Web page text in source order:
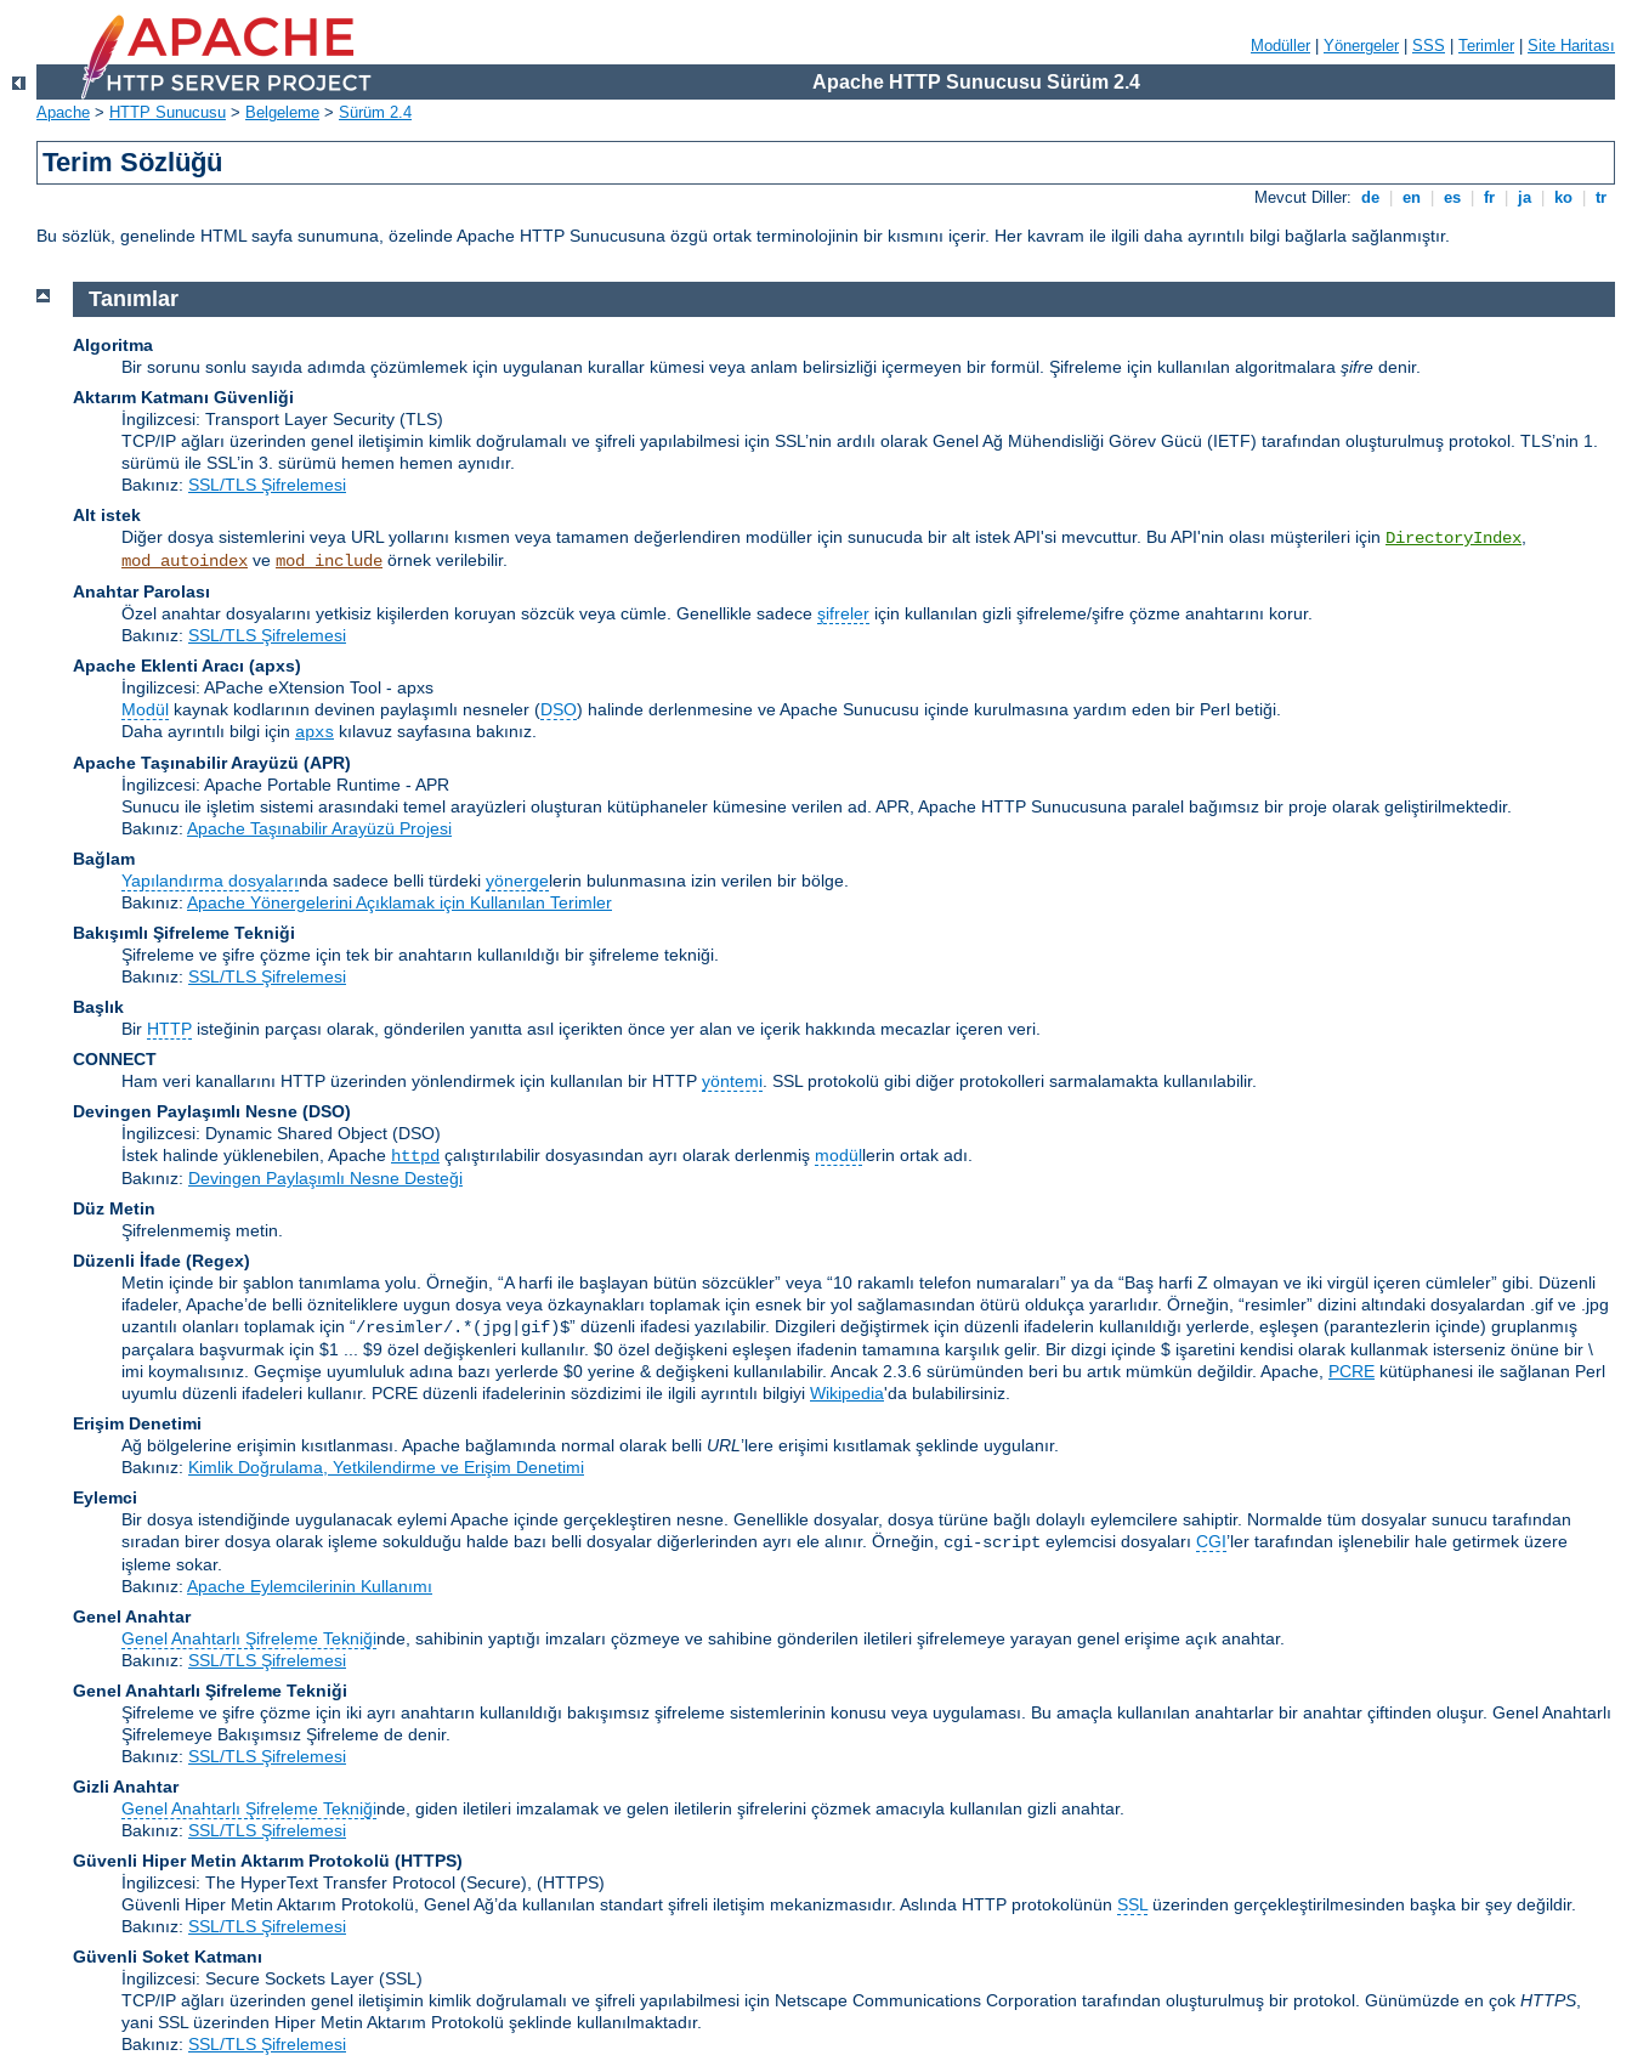
Modüller| Yönergeler| SSS Terimler| Site Haritası
Apache HTTP Sunucusu Sürüm 2.4
Apache > HTTP Sunucusu > Belgeleme > Sürüm 2.4
Terim Sözlüğü
Mevcut Diller: de en es fr ja ko tr
Bu sözlük, genelinde HTML sayfa sunumuna, özelinde Apache HTTP Sunucusuna özgü ortak terminolojinin bir kısmını içerir. Her kavram ile ilgili daha ayrıntılı bilgi bağlarla sağlanmıştır.
Tanımlar
Algoritma
Bir sorunu sonlu sayıda adımda çözümlemek için uygulanan kurallar kümesi veya anlam belirsizliği içermeyen bir formül. Şifreleme için kullanılan algoritmalara şifre denir.
Aktarım Katmanı Güvenliği
İngilizcesi: Transport Layer Security (TLS)
TCP/IP ağları üzerinden genel iletişimin kimlik doğrulamalı ve şifreli yapılabilmesi için SSL’nin ardılı olarak Genel Ağ Mühendisliği Görev Gücü (IETF) tarafından oluşturulmuş protokol. TLS’nin 1.
sürümü ile SSL’in 3. sürümü hemen hemen aynıdır.
Bakınız: SSL/TLS Şifrelemesi
Alt istek
Diğer dosya sistemlerini veya URL yollarını kısmen veya tamamen değerlendiren modüller için sunucuda bir alt istek API'si mevcuttur. Bu API'nin olası müşterileri için DirectoryIndex
mod_autoindex ve mod_include örnek verilebilir.
Anahtar Parolası
Özel anahtar dosyalarını yetkisiz kişilerden koruyan sözcük veya cümle. Genellikle sadece şifreler için kullanılan gizli şifreleme/şifre çözme anahtarını korur.
Bakınız: SSL/TLS Şifrelemesi
Apache Eklenti Aracı (apxs)
İngilizcesi: APache eXtension Tool - apxs
Modül kaynak kodlarının devinen paylaşımlı nesneler (DSO) halinde derlenmesine ve Apache Sunucusu içinde kurulmasına yardım eden bir Perl betiği.
Daha ayrıntılı bilgi için apxs kılavuz sayfasına bakınız.
Apache Taşınabilir Arayüzü (APR)
İngilizcesi: Apache Portable Runtime - APR
Sunucu ile işletim sistemi arasındaki temel arayüzleri oluşturan kütüphaneler kümesine verilen ad. APR, Apache HTTP Sunucusuna paralel bağımsız bir proje olarak geliştirilmektedir.
Bakınız: Apache Taşınabilir Arayüzü Projesi
Bağlam
Yapılandırma dosyalarında sadece belli türdeki yönergelerin bulunmasına izin verilen bir bölge.
Bakınız: Apache Yönergelerini Açıklamak için Kullanılan Terimler
Bakışımlı Şifreleme Tekniği
Şifreleme ve şifre çözme için tek bir anahtarın kullanıldığı bir şifreleme tekniği.
Bakınız: SSL/TLS Şifrelemesi
Başlık
Bir HTTP isteğinin parçası olarak, gönderilen yanıtta asıl içerikten önce yer alan ve içerik hakkında mecazlar içeren veri.
CONNECT
Ham veri kanallarını HTTP üzerinden yönlendirmek için kullanılan bir HTTP yöntemi . SSL protokolü gibi diğer protokolleri sarmalamakta kullanılabilir.
Devingen Paylaşımlı Nesne (DSO)
İngilizcesi: Dynamic Shared Object (DSO)
İstek halinde yüklenebilen, Apache httpd çalıştırılabilir dosyasından ayrı olarak derlenmiş modüllerin ortak adı.
Bakınız: Devingen Paylaşımlı Nesne Desteği
Düz Metin
Şifrelenmemiş metin.
Düzenli İfade (Regex)
Metin içinde bir şablon tanımlama yolu. Örneğin, “A harfi ile başlayan bütün sözcükler” veya “10 rakamlı telefon numaraları” ya da “Baş harfi Z olmayan ve iki virgül içeren cümleler” gibi. Düzenli
ifadeler, Apache’de belli özniteliklere uygun dosya veya özkaynakları toplamak için esnek bir yol sağlamasından ötürü oldukça yararlıdır. Örneğin, “resimler” dizini altındaki dosyalardan .gif ve .jpg
uzantılı olanları toplamak için “/resimler/.*(jpg|gif)$” düzenli ifadesi yazılabilir. Dizgileri değiştirmek için düzenli ifadelerin kullanıldığı yerlerde, eşleşen (parantezlerin içinde) gruplanmış
parçalara başvurmak için $1 ... $9 özel değişkenleri kullanılır. $0 özel değişkeni eşleşen ifadenin tamamına karşılık gelir. Bir dizgi içinde $ işaretini kendisi olarak kullanmak isterseniz önüne bir \
imi koymalısınız. Geçmişe uyumluluk adına bazı yerlerde $0 yerine & değişkeni kullanılabilir. Ancak 2.3.6 sürümünden beri bu artık mümkün değildir. Apache, PCRE kütüphanesi ile sağlanan Perl
uyumlu düzenli ifadeleri kullanır. PCRE düzenli ifadelerinin sözdizimi ile ilgili ayrıntılı bilgiyi Wikipedia'da bulabilirsiniz.
Erişim Denetimi
Ağ bölgelerine erişimin kısıtlanması. Apache bağlamında normal olarak belli URL ’lere erişimi kısıtlamak şeklinde uygulanır.
Bakınız: Kimlik Doğrulama, Yetkilendirme ve Erişim Denetimi
Eylemci
Bir dosya istendiğinde uygulanacak eylemi Apache içinde gerçekleştiren nesne. Genellikle dosyalar, dosya türüne bağlı dolaylı eylemcilere sahiptir. Normalde tüm dosyalar sunucu tarafından
sıradan birer dosya olarak işleme sokulduğu halde bazı belli dosyalar diğerlerinden ayrı ele alınır. Örneğin, cgi-script eylemcisi dosyaları CGI’ler tarafından işlenebilir hale getirmek üzere
işleme sokar.
Bakınız: Apache Eylemcilerinin Kullanımı
Genel Anahtar
Genel Anahtarlı Şifreleme Tekniğinde, sahibinin yaptığı imzaları çözmeye ve sahibine gönderilen iletileri şifrelemeye yarayan genel erişime açık anahtar.
Bakınız: SSL/TLS Şifrelemesi
Genel Anahtarlı Şifreleme Tekniği
Şifreleme ve şifre çözme için iki ayrı anahtarın kullanıldığı bakışımsız şifreleme sistemlerinin konusu veya uygulaması. Bu amaçla kullanılan anahtarlar bir anahtar çiftinden oluşur. Genel Anahtarlı
Şifrelemeye Bakışımsız Şifreleme de denir.
Bakınız: SSL/TLS Şifrelemesi
Gizli Anahtar
Genel Anahtarlı Şifreleme Tekniğinde, giden iletileri imzalamak ve gelen iletilerin şifrelerini çözmek amacıyla kullanılan gizli anahtar.
Bakınız: SSL/TLS Şifrelemesi
Güvenli Hiper Metin Aktarım Protokolü (HTTPS)
İngilizcesi: The HyperText Transfer Protocol (Secure), (HTTPS)
Güvenli Hiper Metin Aktarım Protokolü, Genel Ağ’da kullanılan standart şifreli iletişim mekanizmasıdır. Aslında HTTP protokolünün SSL üzerinden gerçekleştirilmesinden başka bir şey değildir.
Bakınız: SSL/TLS Şifrelemesi
Güvenli Soket Katmanı
İngilizcesi: Secure Sockets Layer (SSL)
TCP/IP ağları üzerinden genel iletişimin kimlik doğrulamalı ve şifreli yapılabilmesi için Netscape Communications Corporation tarafından oluşturulmuş bir protokol. Günümüzde en çok HTTPS
yani SSL üzerinden Hiper Metin Aktarım Protokolü şeklinde kullanılmaktadır.
Bakınız: SSL/TLS Şifrelemesi